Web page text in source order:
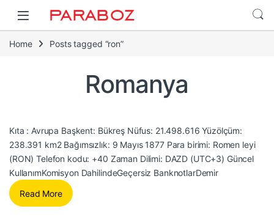
Home Posts tagged “ron”
Romanya
Kıta : Avrupa Başkent: Bükreş Nüfus: 21.498.616 Yüzölçüm:
238.391 km2 Bağımsızlık: 9 Mayıs 1877 Para birimi: Romen leyi
(RON) Telefon kodu: +40 Zaman Dilimi: DAZD (UTC+3) Güncel
KullanımKomisyon DahilindeGeçersiz BanknotlarDemir
Read More